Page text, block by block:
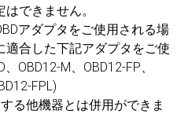
できません。
アダプタをご使用される場
合した下記アダプタをご使
OBD12-M、OBD12-FP、
FPL)
る他機器とは併用ができま